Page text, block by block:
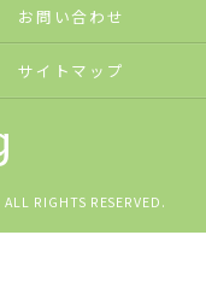
お問い合わせ
サイトマップ
ALL RIGHTS RESERVED.